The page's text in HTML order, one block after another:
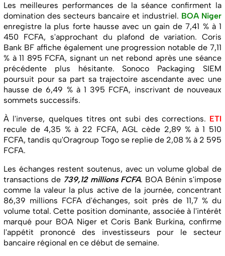
Les meilleures performances de la séance confirment la
domination des secteurs bancaire et industriel. BOA Niger
enregistre la plus forte hausse avec un gain de 7,41 % à 1
450 FCFA, s'approchant du plafond de variation. Coris
Bank BF affiche également une progression notable de 7,11
% à 11 895 FCFA, signant un net rebond après une séance
précédente plus hésitante. Sonoco Packaging SIEM
poursuit pour sa part sa trajectoire ascendante avec une
hausse de 6,49 % à 1 395 FCFA, inscrivant de nouveaux
sommets successifs.
À l'inverse, quelques titres ont subi des corrections. ETI
recule de 4,35 % à 22 FCFA, AGL cède 2,89 % à 1 510
FCFA, tandis qu'Oragroup Togo se replie de 2,08 % à 2 595
FCFA.
Les échanges restent soutenus, avec un volume global de
transactions de 739,12 millions FCFA. BOA Bénin s'impose
comme la valeur la plus active de la journée, concentrant
86,39 millions FCFA d'échanges, soit près de 11,7 % du
volume total. Cette position dominante, associée à l'intérêt
marqué pour BOA Niger et Coris Bank Burkina, confirme
l'appétit prononcé des investisseurs pour le secteur
bancaire régional en ce début de semaine.